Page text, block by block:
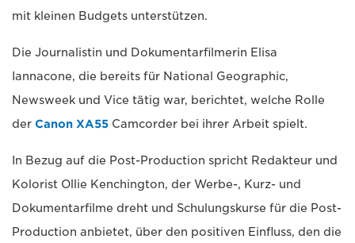
mit kleinen Budgets unterstützen.
Die Journalistin und Dokumentarfilmerin Elisa
Iannacone, die bereits für National Geographic,
Newsweek und Vice tätig war, berichtet, welche Rolle
der Canon XA55 Camcorder bei ihrer Arbeit spielt.
In Bezug auf die Post-Production spricht Redakteur und
Kolorist Ollie Kenchington, der Werbe-, Kurz- und
Dokumentarfilme dreht und Schulungskurse für die Post-
Production anbietet, über den positiven Einfluss, den die